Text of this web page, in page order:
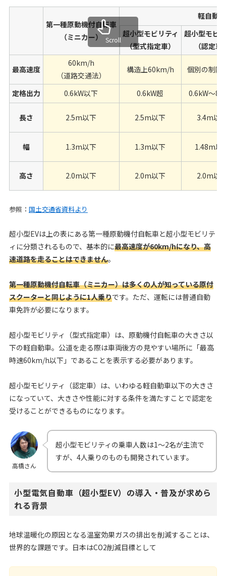
第一種原動機付自転車
（ミニカー）
軽自動車
超小型モビリティ
（型式指定車）
超小型モビ
（認定車
最高速度
60km/h
（道路交通法）
構造上60km/h 個別の制限
定格出力 0.6kW以下 0.6kW超 0.6kW〜
長さ 2.5m以下 2.5m以下 3.4m以
幅 1.3m以下 1.3m以下 1.48m以
高さ 2.0m以下 2.0m以下 2.0m以
参照： 国土交通省資料より
超小型EVは上の表にある第一種原動機付自転車と超小型モビリテ
ィに分類されるもので、基本的に最高速度が60km/hになり、高
速道路を走ることはできません。
第一種原動機付自転車（ミニカー）は多くの人が知っている原付
スクーターと同じように1人乗りです。ただ、運転には普通自動
車免許が必要になります。
超小型モビリティ（型式指定車）は、原動機付自転車の大きさ以
下の軽自動車。公道を走る際は車両後方の見やすい場所に「最高
時速60km/h以下」であることを表示する必要があります。
超小型モビリティ（認定車）は、いわゆる軽自動車以下の大きさ
になっていて、大きさや性能に対する条件を満たすことで認定を
受けることができるものになります。
高橋さん
超小型モビリティの乗車人数は1〜2名が主流で
すが、4人乗りのものも開発されています。
小型電気自動車（超小型EV）の導入・普及が求めら
れる背景
地球温暖化の原因となる温室効果ガスの排出を削減することは、
世界的な課題です。日本はCO2削減目標として